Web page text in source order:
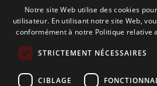
Notre site Web utilise des cookies
utilisateur. En utilisant notre site Web,
conformément à notre Politique relative
STRICTEMENT NÉCESSAIRES
CIBLAGE